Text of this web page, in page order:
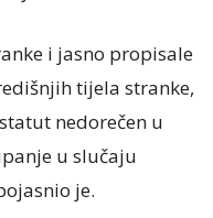
i jasno propisale
tijela stranke,
nedorečen u
u slučaju
je.